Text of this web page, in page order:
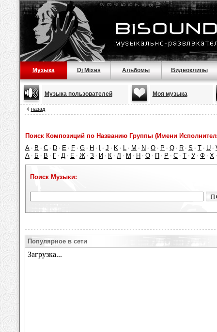
Музыка Dj Mixes Альбомы Видеоклипы
Музыка пользователей Моя музыка
назад
Поиск Композиций по Названию Группы (Имени
A · B · C · D · E · F · G · H · · J · K · L · M · N · O · P · Q · R · S · T · U ·
А · Б · В · Г · Д · Е · Ж · З · И · К · Л · М · Н · О · П · Р · С · Т · У · Ф · Х
Поиск Музыки:
Популярное в сети